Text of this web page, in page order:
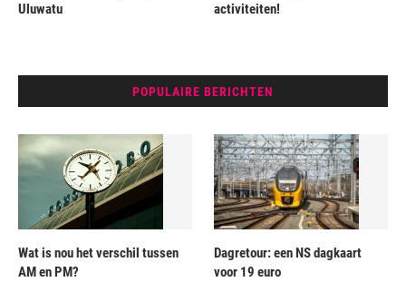
Uluwatu
activiteiten!
POPULAIRE BERICHTEN
Wat is nou het verschil tussen
AM en PM?
Dagretour: een NS dagkaart
voor 19 euro